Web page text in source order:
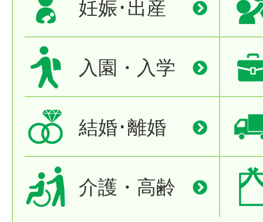
妊娠･出産
入園・入学
結婚･離婚
介護・高齢